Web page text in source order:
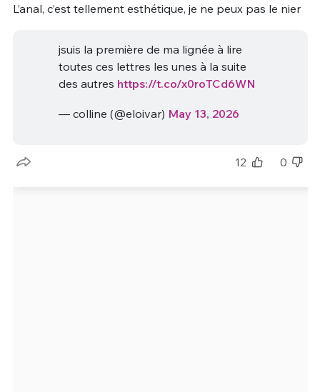
L’anal, c’est tellement esthétique, je ne peux pas le nier
jsuis la première de ma lignée à lire
toutes ces lettres les unes à la suite
des autres https://t.co/x0roTCd6WN
— colline (@eloivar) May 13, 2026
12 0